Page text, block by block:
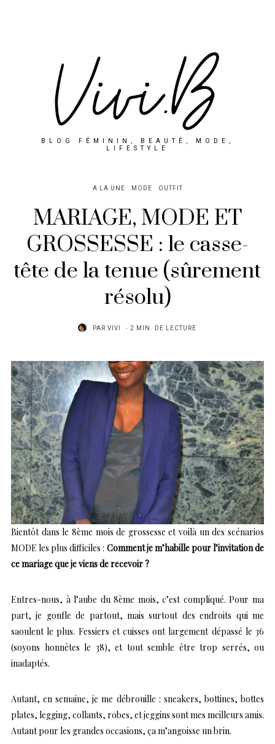
BLOG FÉMININ, BEAUTÉ, MODE,
LIFESTYLE
A LA UNE MODE OUTFIT
MARIAGE, MODE ET
GROSSESSE : le casse-
tête de la tenue (sûrement
résolu)
PAR VIVI 2 MIN. DE LECTURE
Bientôt dans le 8ème mois de grossesse et voilà un des scénarios
MODE les plus difficiles : Comment je m’habille pour l’invitation de
ce mariage que je viens de recevoir ?
Entres-nous, à l’aube du 8ème mois, c’est compliqué. Pour ma
part, je gonfle de partout, mais surtout des endroits qui me
saoulent le plus. Fessiers et cuisses ont largement dépassé le 36
(soyons honnêtes le 38), et tout semble être trop serrés, ou
inadaptés.
Autant, en semaine, je me débrouille : sneakers, bottines, bottes
plates, legging, collants, robes, et jeggins sont mes meilleurs amis.
Autant pour les grandes occasions, ça m’angoisse un brin.